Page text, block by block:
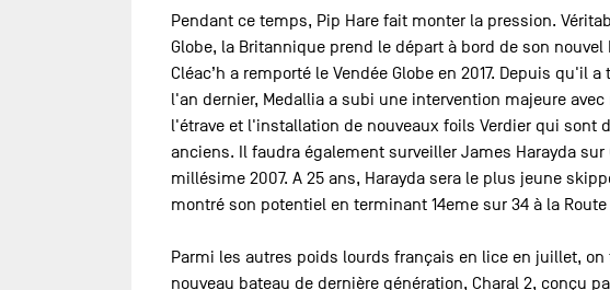
Pendant ce temps, Pip Hare fait monter la pression.
Globe, la Britannique prend le départ à bord de son nouvel
Cléac’h a remporté le Vendée Globe en 2017. Depuis qu'il
l'an dernier, Medallia a subi une intervention majeure
l'étrave et l'installation de nouveaux foils Verdier qui sont
anciens. Il faudra également surveiller James Harayda
millésime 2007. A 25 ans, Harayda sera le plus jeune
montré son potentiel en terminant 14eme sur 34 à la
Parmi les autres poids lourds français en lice en juillet, on
nouveau bateau de dernière génération, Charal 2, conçu